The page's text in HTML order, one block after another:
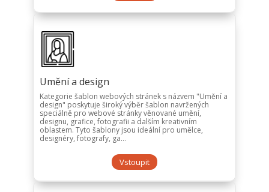
Umění a design
Kategorie šablon webových stránek s názvem "Umění a
design" poskytuje široký výběr šablon navržených
speciálně pro webové stránky věnované umění,
designu, grafice, fotografii a dalším kreativním
oblastem. Tyto šablony jsou ideální pro umělce,
designéry, fotografy, ga...
Vstoupit